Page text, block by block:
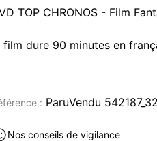
TOP CHRONOS - Film
film dure 90 minutes en
occasion à vendre à Nantes
(44)
: ParuVendu
Nos conseils de vigilance